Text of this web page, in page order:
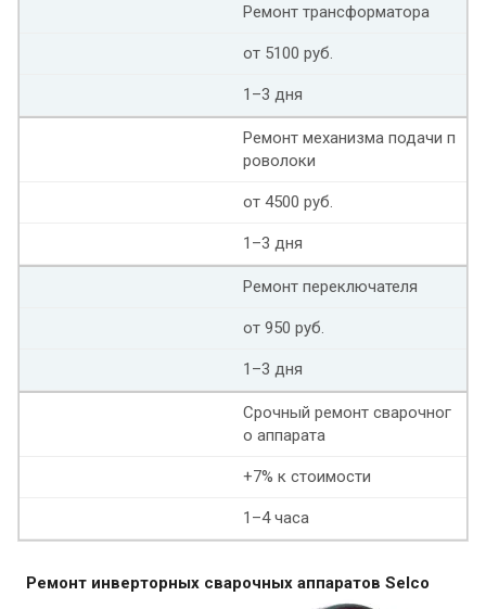
Ремонт трансформатора
от 5100 руб.
1–3 дня
Ремонт механизма подачи п
роволоки
от 4500 руб.
1–3 дня
Ремонт переключателя
от 950 руб.
1–3 дня
Срочный ремонт сварочног
о аппарата
+7% к стоимости
1–4 часа
Ремонт инверторных сварочных аппаратов Selco